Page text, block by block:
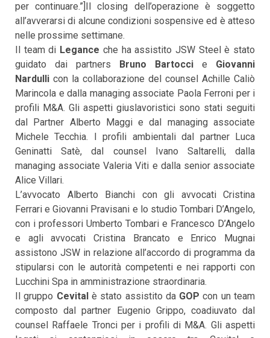
per continuare.”]Il closing dell’operazione è soggetto
all’avverarsi di alcune condizioni sospensive ed è atteso
nelle prossime settimane.
Il team di Legance che ha assistito JSW Steel è stato
guidato dai partners Bruno Bartocci e Giovanni
Nardulli con la collaborazione del counsel Achille Caliò
Marincola e dalla managing associate Paola Ferroni per i
profili M&A. Gli aspetti giuslavoristici sono stati seguiti
dal Partner Alberto Maggi e dal managing associate
Michele Tecchia. I profili ambientali dal partner Luca
Geninatti Satè, dal counsel Ivano Saltarelli, dalla
managing associate Valeria Viti e dalla senior associate
Alice Villari.
L’avvocato Alberto Bianchi con gli avvocati Cristina
Ferrari e Giovanni Pravisani e lo studio Tombari D’Angelo,
con i professori Umberto Tombari e Francesco D’Angelo
e agli avvocati Cristina Brancato e Enrico Mugnai
assistono JSW in relazione all’accordo di programma da
stipularsi con le autorità competenti e nei rapporti con
Lucchini Spa in amministrazione straordinaria.
Il gruppo Cevital è stato assistito da GOPcon un team
composto dal partner Eugenio Grippo, coadiuvato dal
counsel Raffaele Tronci per i profili di M&A. Gli aspetti